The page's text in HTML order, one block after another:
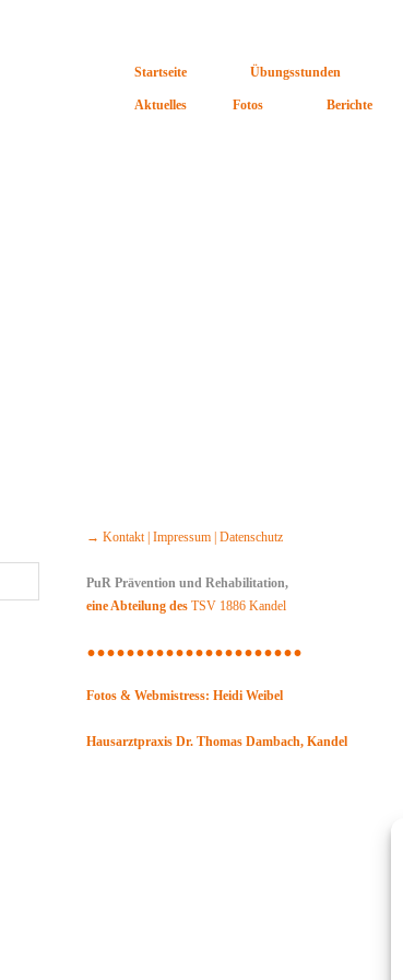
Startseite Übungsstunden
Aktuelles Fotos Berichte
→ Kontakt | Impressum | Datenschutz
PuR Prävention und Rehabilitation,
eine Abteilung desTSV 1886 Kandel
......................
Fotos & Webmistress: Heidi Weibel
Hausarztpraxis Dr. Thomas Dambach, Kandel